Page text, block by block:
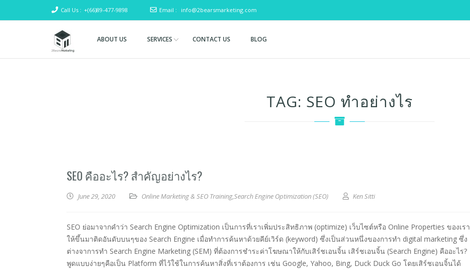
Call Us : +(66)89-477-9898 Email : info@2bearsmarketing.com
Two
(SEO)
ABOUT US SERVICES CONTACT US BLOG
TAG: SEO ทำอย่างไร
SEO คืออะไร? สำคัญอย่างไร?
June 29, 2020 Online Marketing & SEO Training,Search Engine Optimization (SEO) Ken Sitti
SEO ย่อมาจากคำว่า Search Engine Optimization เป็นการที่เราเพิ่มประสิทธิภาพ (optimize) เว็บไซต์หรือ Online Properties ของเรา
ให้ขึ้นมาติดอันดับบนๆของ Search Engine เมื่อทำการค้นหาด้วยคีย์เวิร์ด (keyword) ซึ่งเป็นส่วนหนึ่งของการทำ digital marketing ซึ่ง
ต่างจาการทำ Search Engine Marketing (SEM) ที่ต้องการชำระค่าโฆษณาให้กับเสิร์ชเอนจิ้น เสิร์ชเอนจิ้น (Search Engine) คืออะไร?
พูดแบบง่ายๆคือเป็น Platform ที่ไว้ใช้ในการค้นหาสิ่งที่เราต้องการ เช่น Google, Yahoo, Bing, Duck Duck Go โดยเสิร์ชเอนจิ้นได้